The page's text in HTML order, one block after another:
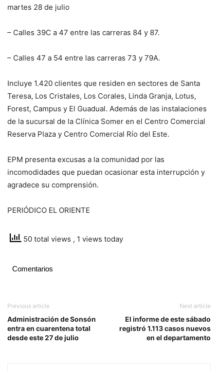
martes 28 de julio
– Calles 39C a 47 entre las carreras 84 y 87.
– Calles 47 a 54 entre las carreras 73 y 79A.
Incluye 1.420 clientes que residen en sectores de Santa
Teresa, Los Cristales, Los Corales, Linda Granja, Lotus,
Forest, Campus y El Guadual. Además de las instalaciones
de la sucursal de la Clínica Somer en el Centro Comercial
Reserva Plaza y Centro Comercial Río del Este.
EPM presenta excusas a la comunidad por las
incomodidades que puedan ocasionar esta interrupción y
agradece su comprensión.
PERIÓDICO EL ORIENTE
50 total views , 1 views today
Comentarios
Previous article
Administración de Sonsón
entra en cuarentena total
desde este 27 de julio
Next article
El informe de este sábado
registró 1.113 casos nuevos
en el departamento